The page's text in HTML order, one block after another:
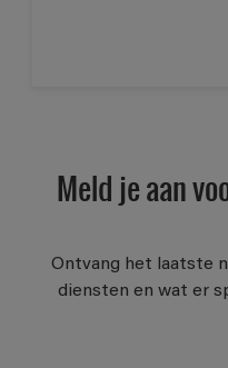
Meld je aan
Ontvang het laatste
diensten en wat er